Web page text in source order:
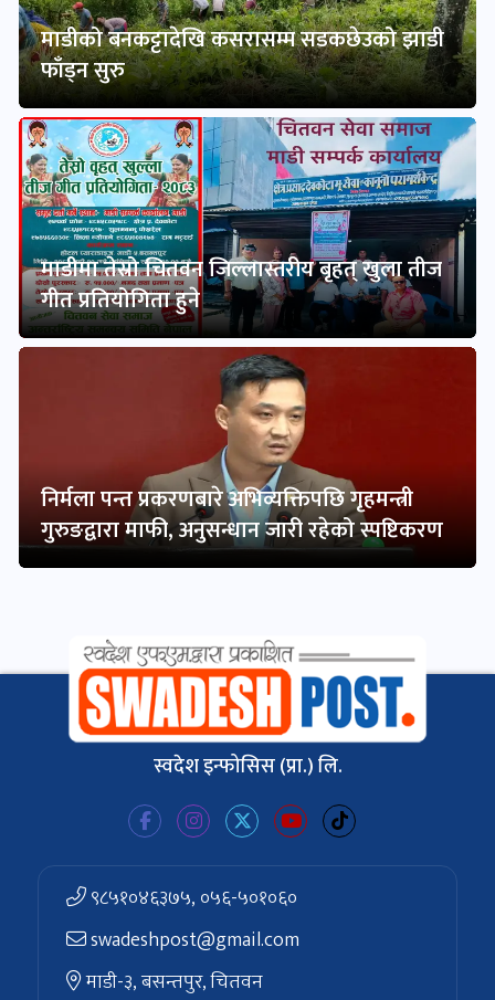
माडीको बनकट्टादेखि कसरासम्म सडकछेउको झाडी
फाँड्न सुरु
माडीमा तेस्रो चितवन जिल्लास्तरीय बृहत् खुला तीज
गीत प्रतियोगिता हुने
निर्मला पन्त प्रकरणबारे अभिव्यक्तिपछि गृहमन्त्री
गुरुङद्वारा माफी, अनुसन्धान जारी रहेको स्पष्टिकरण
स्वदेश इन्फोसिस (प्रा.) लि.
९८५१०४६३७५, ०५६-५०१०६०
swadeshpost@gmail.com
माडी-३, बसन्तपुर, चितवन